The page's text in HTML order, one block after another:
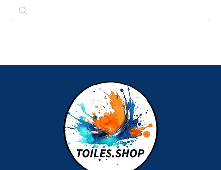
Rechercher